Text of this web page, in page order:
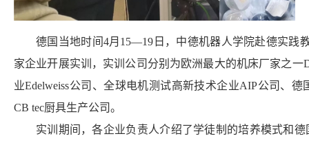
德国当地时间4月15—19日，中德机器人学院赴德实践
家企业开展实训，实训公司分别为欧洲最大的机床厂家之
业Edelweiss公司、全球电机测试高新技术企业AIP公司、
CB tec厨具生产公司。
实训期间，各企业负责人介绍了学徒制的培养模式和